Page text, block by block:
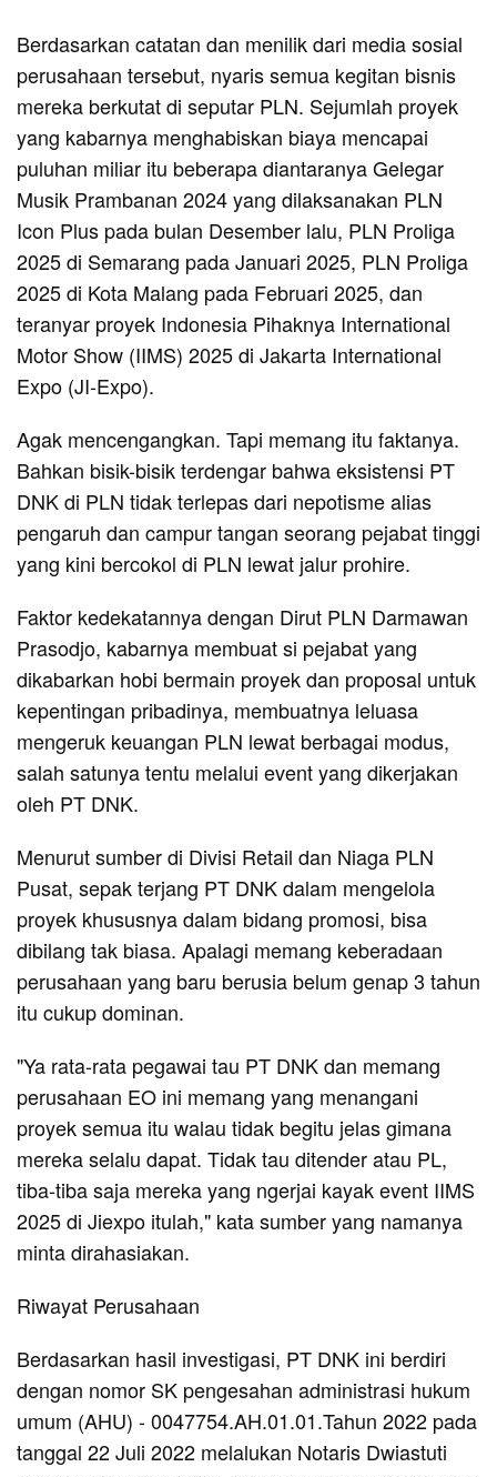
Berdasarkan catatan dan menilik dari media sosial
perusahaan tersebut, nyaris semua kegitan bisnis
mereka berkutat di seputar PLN. Sejumlah proyek
yang kabarnya menghabiskan biaya mencapai
puluhan miliar itu beberapa diantaranya Gelegar
Musik Prambanan 2024 yang dilaksanakan PLN
Icon Plus pada bulan Desember lalu, PLN Proliga
2025 di Semarang pada Januari 2025, PLN Proliga
2025 di Kota Malang pada Februari 2025, dan
teranyar proyek Indonesia Pihaknya International
Motor Show (IIMS) 2025 di Jakarta International
Expo (JI-Expo).
Agak mencengangkan. Tapi memang itu faktanya.
Bahkan bisik-bisik terdengar bahwa eksistensi PT
DNK di PLN tidak terlepas dari nepotisme alias
pengaruh dan campur tangan seorang pejabat tinggi
yang kini bercokol di PLN lewat jalur prohire.
Faktor kedekatannya dengan Dirut PLN Darmawan
Prasodjo, kabarnya membuat si pejabat yang
dikabarkan hobi bermain proyek dan proposal untuk
kepentingan pribadinya, membuatnya leluasa
mengeruk keuangan PLN lewat berbagai modus,
salah satunya tentu melalui event yang dikerjakan
oleh PT DNK.
Menurut sumber di Divisi Retail dan Niaga PLN
Pusat, sepak terjang PT DNK dalam mengelola
proyek khususnya dalam bidang promosi, bisa
dibilang tak biasa. Apalagi memang keberadaan
perusahaan yang baru berusia belum genap 3 tahun
itu cukup dominan.
"Ya rata-rata pegawai tau PT DNK dan memang
perusahaan EO ini memang yang menangani
proyek semua itu walau tidak begitu jelas gimana
mereka selalu dapat. Tidak tau ditender atau PL,
tiba-tiba saja mereka yang ngerjai kayak event IIMS
2025 di Jiexpo itulah," kata sumber yang namanya
minta dirahasiakan.
Riwayat Perusahaan
Berdasarkan hasil investigasi, PT DNK ini berdiri
dengan nomor SK pengesahan administrasi hukum
umum (AHU) - 0047754.AH.01.01.Tahun 2022 pada
tanggal 22 Juli 2022 melalukan Notaris Dwiastuti